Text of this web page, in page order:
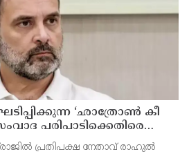
‘ഛാത്രോൺ കീ
പരിപാടിക്കെതിരെ
ബിജെപി
പ്രതിപക്ഷ നേതാവ് രാഹുൽ